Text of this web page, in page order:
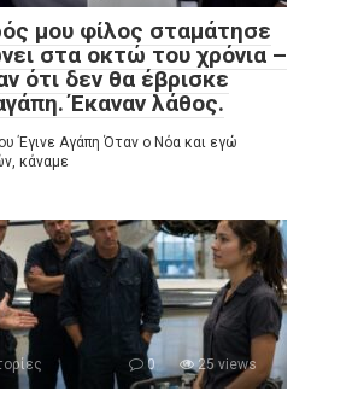
μου φίλος σταμάτησε
στα οκτώ του χρόνια –
ότι δεν θα έβρισκε
Έκαναν λάθος.
Έγινε Αγάπη Όταν ο Νόα και εγώ
κάναμε
0 25 views